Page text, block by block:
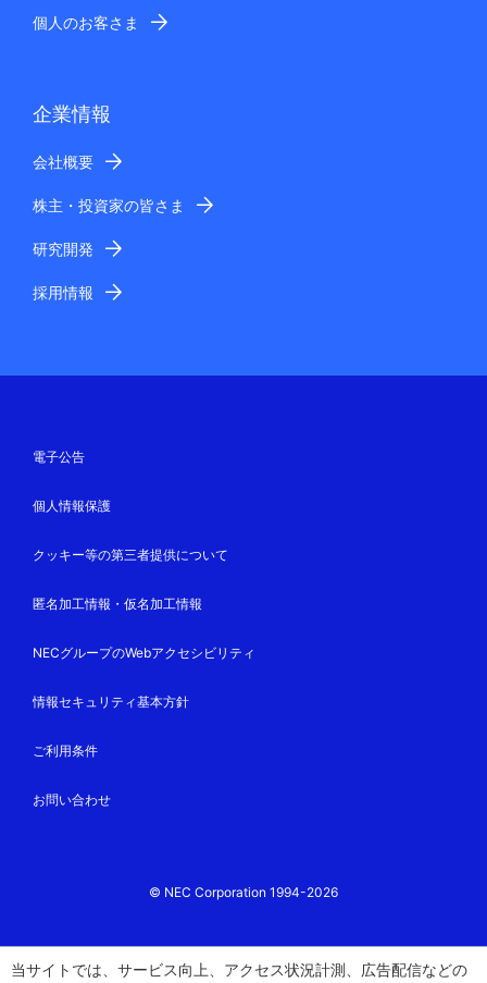
当サイトでは、サービス向上、アクセス状況計測、広告配信などの
個人のお客さま
企業情報
会社概要
株主・投資家の皆さま
研究開発
採用情報
電子公告
個人情報保護
クッキー等の第三者提供について
匿名加工情報・仮名加工情報
NECグループのWebアクセシビリティ
情報セキュリティ基本方針
ご利用条件
お問い合わせ
© NEC Corporation 1994-2026